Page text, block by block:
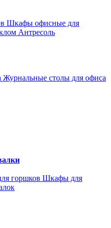
Шкафы офисные для
Антресоль
Журнальные столы для офиса
горшков Шкафы для